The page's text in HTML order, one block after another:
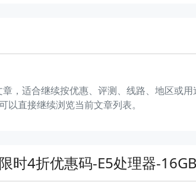
，适合继续按优惠、评测、线路、地区或
直接继续浏览当前文章列表。
时4折优惠码-E5处理器-